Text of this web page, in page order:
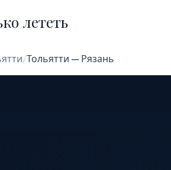
лететь
/Тольятти — Рязань